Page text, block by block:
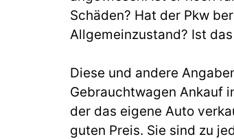
Schäden? Hat der Pkw
Allgemeinzustand? Ist
Diese und andere
Gebrauchtwagen Ankauf
der das eigene Auto
guten Preis. Sie sind zu